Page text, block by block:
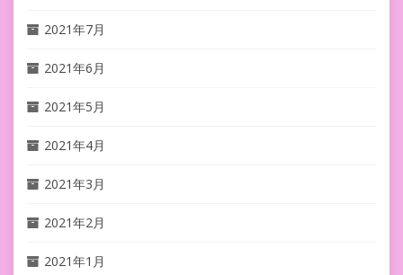
2021年7月
2021年6月
2021年5月
2021年4月
2021年3月
2021年2月
2021年1月